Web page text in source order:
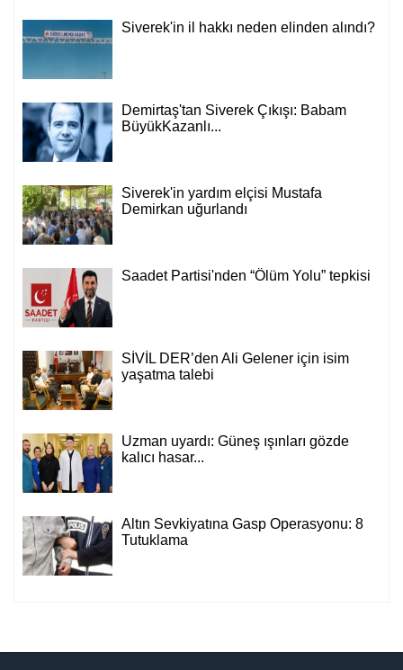
Siverek'in il hakkı neden elinden alındı?
Demirtaş'tan Siverek Çıkışı: Babam
BüyükKazanlı...
Siverek'in yardım elçisi Mustafa
Demirkan uğurlandı
Saadet Partisi'nden “Ölüm Yolu” tepkisi
SİVİL DER’den Ali Gelener için isim
yaşatma talebi
Uzman uyardı: Güneş ışınları gözde
kalıcı hasar...
Altın Sevkiyatına Gasp Operasyonu: 8
Tutuklama